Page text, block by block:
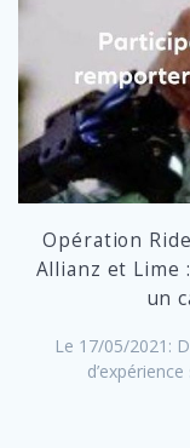
Opération
Allianz et Lime
un
Le 17/05/2021: